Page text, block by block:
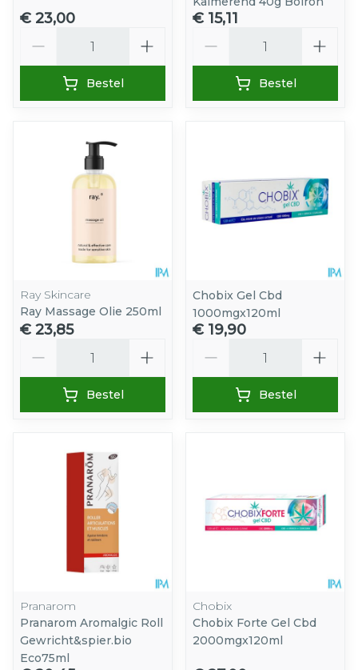
€ 23,00
Bestel
€ 15,11
Bestel
Ray Skincare
Ray Massage Olie 250ml
€ 23,85
Bestel
Chobix Gel Cbd
1000mgx120ml
€ 19,90
Bestel
Pranarom
Pranarom Aromalgic Roll
Gewricht&spier.bio
Eco75ml
Chobix
Chobix Forte Gel Cbd
2000mgx120ml